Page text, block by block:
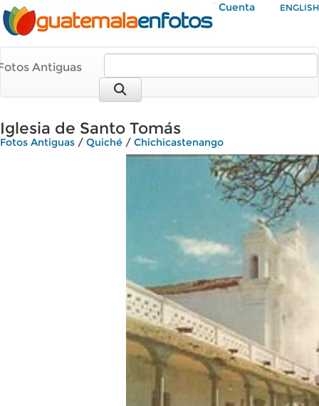
Mi Cuenta ENGLISH
Antiguas
Iglesia de Santo Tomás
Fotos Antiguas / Quiché / Chichicastenango